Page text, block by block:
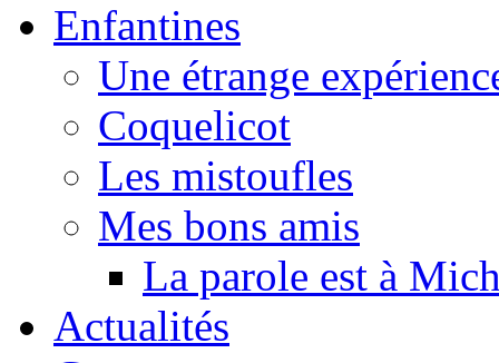
Enfantines
Une étrange
Coquelicot
Les mistoufles
Mes bons amis
La parole est à
Actualités